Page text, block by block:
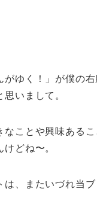
がゆく！」が僕の
いまして。
なことや興味あるこ
どね〜。
は、またいづれ当